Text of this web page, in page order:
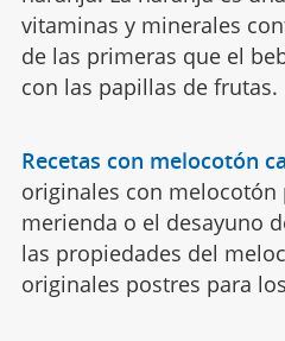
vitaminas y minerales
de las primeras que el
con las papillas de frutas.
Recetas con melocotón
originales con melocotón
merienda o el desayuno
las propiedades del
originales postres para